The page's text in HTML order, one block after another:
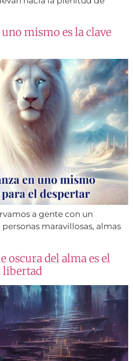
mismo es la clave
a gente con un
maravillosas, almas
oscura del alma es el
libertad